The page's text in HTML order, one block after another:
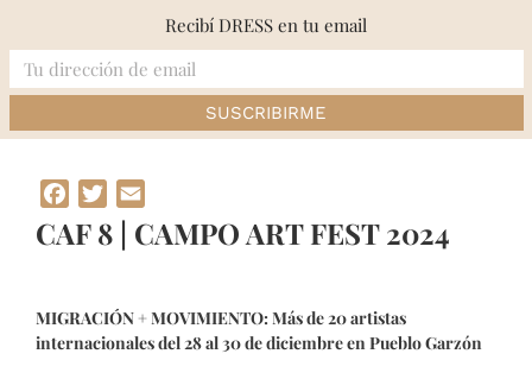
content
CAF 8 | CAMPO ART FEST 2024
Facebook
Twitter
CAF 8 | CAMPO ART FEST 2024
MIGRACIÓN + MOVIMIENTO: Más de 20 artistas
internacionales del 28 al 30 de diciembre en Pueblo Garzón
Recibí DRESS en tu email